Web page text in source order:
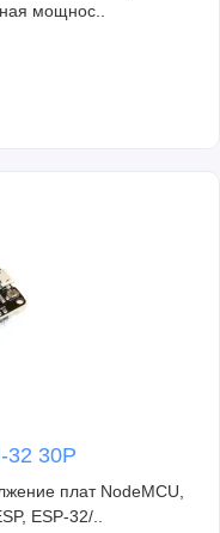
мощнос..
32 30P
плат NodeMCU,
ESP-32/..